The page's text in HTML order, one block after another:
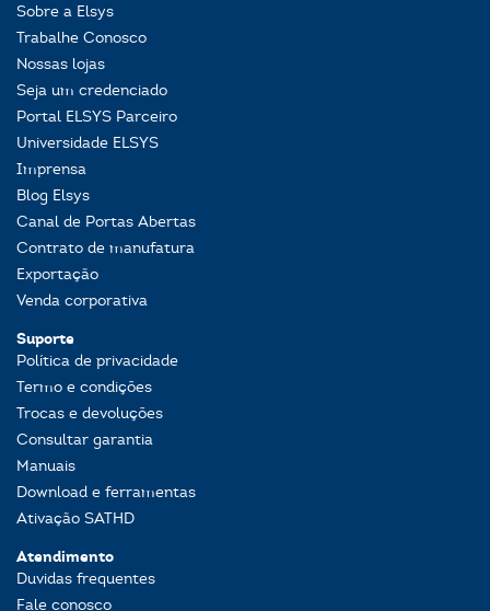
Sobre a Elsys
Trabalhe Conosco
Nossas lojas
Seja um credenciado
Portal ELSYS Parceiro
Universidade ELSYS
Imprensa
Blog Elsys
Canal de Portas Abertas
Contrato de manufatura
Exportação
Venda corporativa
Suporte
Política de privacidade
Termo e condições
Trocas e devoluções
Consultar garantia
Manuais
Download e ferramentas
Ativação SATHD
Atendimento
Duvidas frequentes
Fale conosco